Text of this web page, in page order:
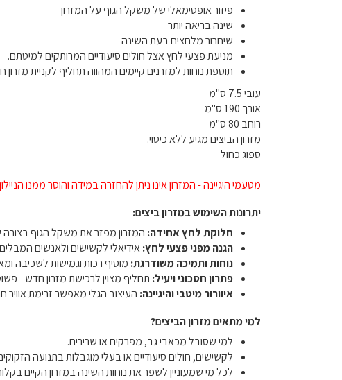
פיזור אופטימאלי של משקל הגוף על המזרון
שינה בריאה יותר
שיחרור מלחצים בעת השינה
מניעת פצעי לחץ אצל חולים סיעודיים המרותקים למיטתם.
תוספת נוחות למזרנים קיימים המהווה תחליף לקניית מזרון
עובי 7.5 ס"מ
אורך 190 ס"מ
רוחב 80 ס"מ
מזרון הביצים מגיע ללא כיסוי.
ספוג כחול
מטעמי היגיינה - המזרון אינו ניתן להחזרה במידה והוסר ממנו
יתרונות השימוש במזרון ביצים:
חלוקת לחץ אחידה: המזרון מפזר את משקל הגוף בצורה
הגנה מפני פצעי לחץ:אידיאלי לקשישים ולאנשים
נוחות ותמיכה משודרגת: מוסיף רכות וגמישות לשכיבה
פתרון חסכוני ויעיל: תחליף מצוין לרכישת מזרון חדש -
איוורור מיטבי והיגיינה: העיצוב הגלי מאפשר זרימת אוויר
למי מתאים מזרון הביצים?
למי שסובל מכאבי גב, מפרקים או שרירים.
לקשישים, חולים סיעודיים או בעלי מוגבלות בתנועה
לכל מי שמעוניין לשפר את נוחות השינה במזרון הקיים